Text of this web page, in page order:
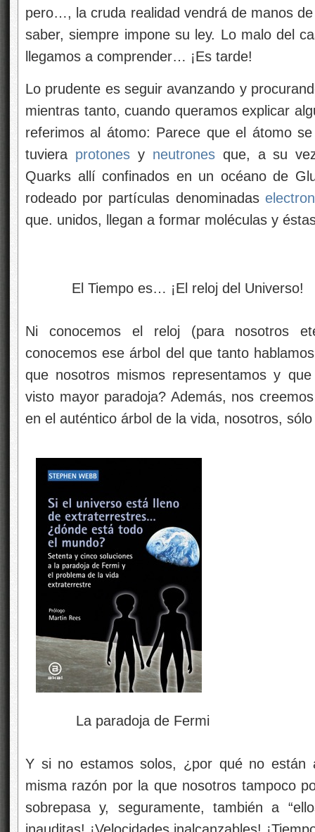
pero…, la cruda realidad vendrá de manos
saber, siempre impone su ley. Lo malo del
llegamos a comprender… ¡Es tarde!
Lo prudente es seguir avanzando y
mientras tanto, cuando queramos explicar
referimos al átomo: Parece que el átomo
tuviera protonesy neutronesque, a su
Quarks allí confinados en un océano de
rodeado por partículas denominadas
que. unidos, llegan a formar moléculas y
El Tiempo es… ¡El reloj del Universo!
Ni conocemos el reloj (para nosotros
conocemos ese árbol del que tanto
que nosotros mismos representamos y
visto mayor paradoja? Además, nos
en el auténtico árbol de la vida, nosotros,
La paradoja de Fermi
Y si no estamos solos, ¿por qué no están
misma razón por la que nosotros tampoco
sobrepasa y, seguramente, también a